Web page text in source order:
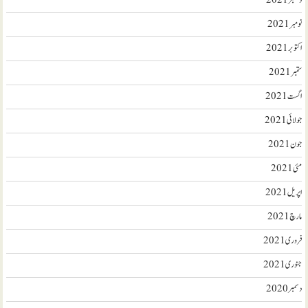
نومبر 2021
اکتوبر 2021
ستمبر 2021
اگست 2021
جولائی 2021
جون 2021
مئی 2021
اپریل 2021
مارچ 2021
فروری 2021
جنوری 2021
دسمبر 2020